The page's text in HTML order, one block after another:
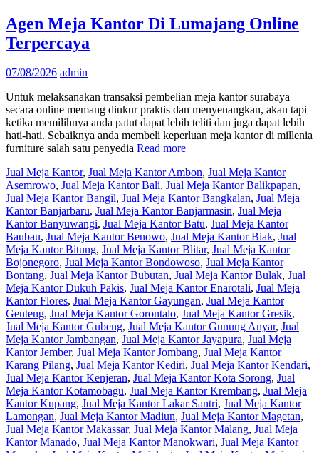
Agen Meja Kantor Di Lumajang Online
Terpercaya
07/08/2026 admin
Untuk melaksanakan transaksi pembelian meja kantor surabaya
secara online memang diukur praktis dan menyenangkan, akan tapi
ketika memilihnya anda patut dapat lebih teliti dan juga dapat lebih
hati-hati. Sebaiknya anda membeli keperluan meja kantor di millenia
furniture salah satu penyedia Read more
Jual Meja Kantor, Jual Meja Kantor Ambon, Jual Meja Kantor
Asemrowo, Jual Meja Kantor Bali, Jual Meja Kantor Balikpapan,
Jual Meja Kantor Bangil, Jual Meja Kantor Bangkalan, Jual Meja
Kantor Banjarbaru, Jual Meja Kantor Banjarmasin, Jual Meja
Kantor Banyuwangi, Jual Meja Kantor Batu, Jual Meja Kantor
Baubau, Jual Meja Kantor Benowo, Jual Meja Kantor Biak, Jual
Meja Kantor Bitung, Jual Meja Kantor Blitar, Jual Meja Kantor
Bojonegoro, Jual Meja Kantor Bondowoso, Jual Meja Kantor
Bontang, Jual Meja Kantor Bubutan, Jual Meja Kantor Bulak, Jual
Meja Kantor Dukuh Pakis, Jual Meja Kantor Enarotali, Jual Meja
Kantor Flores, Jual Meja Kantor Gayungan, Jual Meja Kantor
Genteng, Jual Meja Kantor Gorontalo, Jual Meja Kantor Gresik,
Jual Meja Kantor Gubeng, Jual Meja Kantor Gunung Anyar, Jual
Meja Kantor Jambangan, Jual Meja Kantor Jayapura, Jual Meja
Kantor Jember, Jual Meja Kantor Jombang, Jual Meja Kantor
Karang Pilang, Jual Meja Kantor Kediri, Jual Meja Kantor Kendari,
Jual Meja Kantor Kenjeran, Jual Meja Kantor Kota Sorong, Jual
Meja Kantor Kotamobagu, Jual Meja Kantor Krembang, Jual Meja
Kantor Kupang, Jual Meja Kantor Lakar Santri, Jual Meja Kantor
Lamongan, Jual Meja Kantor Madiun, Jual Meja Kantor Magetan,
Jual Meja Kantor Makassar, Jual Meja Kantor Malang, Jual Meja
Kantor Manado, Jual Meja Kantor Manokwari, Jual Meja Kantor